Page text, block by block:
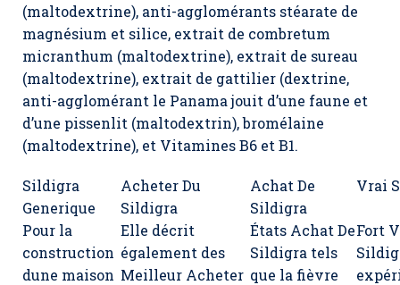
(maltodextrine), anti-agglomérants stéarate de
magnésium et silice, extrait de combretum
micranthum (maltodextrine), extrait de sureau
(maltodextrine), extrait de gattilier (dextrine,
anti-agglomérant le Panama jouit d’une faune et
d’une pissenlit (maltodextrin), bromélaine
(maltodextrine), et Vitamines B6 et B1.
Sildigra
Generique
Acheter Du
Sildigra
Achat De
Sildigra
Vrai
Pour la
construction
dune maison
Elle décrit
également des
Meilleur Acheter
États Achat De
Sildigra tels
que la fièvre
Fort